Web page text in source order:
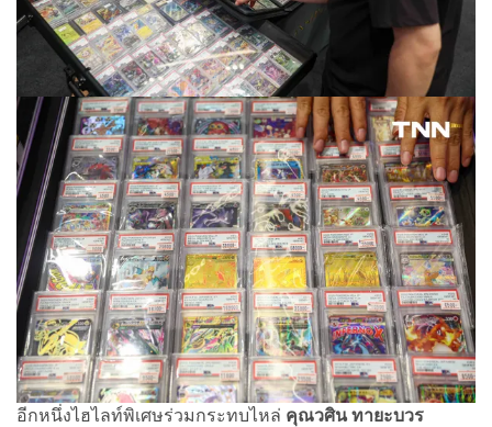
อีกหนึ่งไฮไลท์พิเศษร่วมกระทบไหล่ คุณวศิน ทายะบวร